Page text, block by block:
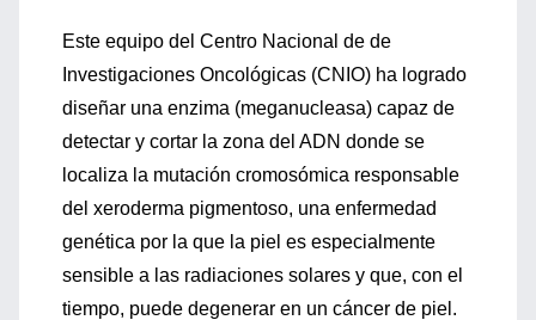
Este equipo del Centro Nacional de de
Investigaciones Oncológicas (CNIO) ha logrado
diseñar una enzima (meganucleasa) capaz de
detectar y cortar la zona del ADN donde se
localiza la mutación cromosómica responsable
del xeroderma pigmentoso, una enfermedad
genética por la que la piel es especialmente
sensible a las radiaciones solares y que, con el
tiempo, puede degenerar en un cáncer de piel.